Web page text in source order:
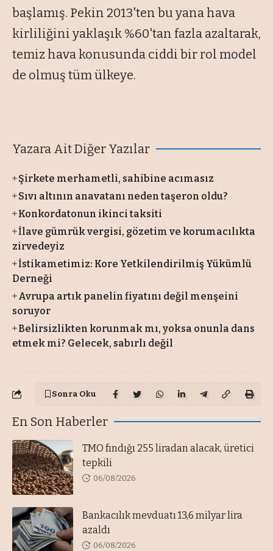
başlamış. Pekin 2013'ten bu yana hava
kirliliğini yaklaşık %60'tan fazla azaltarak,
temiz hava konusunda ciddi bir rol model
de olmuş tüm ülkeye.
Yazara Ait Diğer Yazılar
Şirkete merhametli, sahibine acımasız
Sıvı altının anavatanı neden taşeron oldu?
Konkordatonun ikinci taksiti
İlave gümrük vergisi, gözetim ve korumacılıkta
zirvedeyiz
İstikametimiz: Kore Yetkilendirilmiş Yükümlü
Derneği
Avrupa artık panelin fiyatını değil menşeini
soruyor
Belirsizlikten korunmak mı, yoksa onunla dans
etmek mi? Gelecek, sabırlı değil
Sonra Oku
En Son Haberler
TMO fındığı 255 liradan alacak, üretici
tepkili
06/08/2026
Bankacılık mevduatı 13,6 milyar lira
azaldı
06/08/2026